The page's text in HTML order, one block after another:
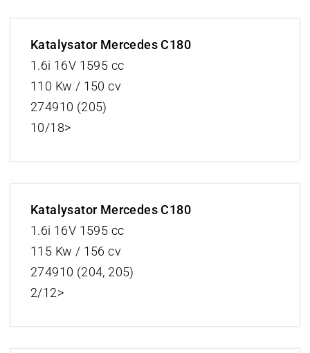
Katalysator Mercedes C180
1.6i 16V 1595 cc
110 Kw / 150 cv
274910 (205)
10/18>
Katalysator Mercedes C180
1.6i 16V 1595 cc
115 Kw / 156 cv
274910 (204, 205)
2/12>